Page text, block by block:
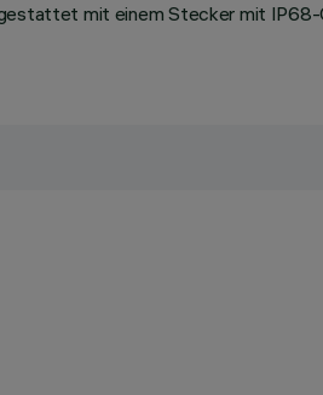
mit einem Stecker mit